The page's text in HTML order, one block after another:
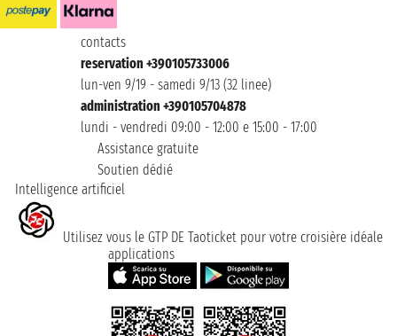
contacts
reservation +390105733006
lun-ven 9/19 - samedi 9/13 (32 linee)
administration +390105704878
lundi - vendredi 09:00 - 12:00 e 15:00 - 17:00
Assistance gratuite
Soutien dédié
Intelligence artificiel
Utilisez vous le GTP DE Taoticket pour votre croisière idéale
applications